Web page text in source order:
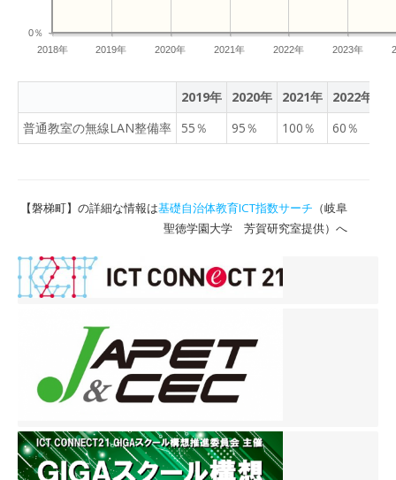
2018年 2019年 2020年 2021年 2022年 2023年
0％
2019年 2020年 2021年 2022年
普通教室の無線LAN整備率
55％ 95％ 100％ 60％
【磐梯町】の詳細な情報は基礎自治体教育ICT指数サーチ （岐阜
聖徳学園大学 芳賀研究室提供）へ